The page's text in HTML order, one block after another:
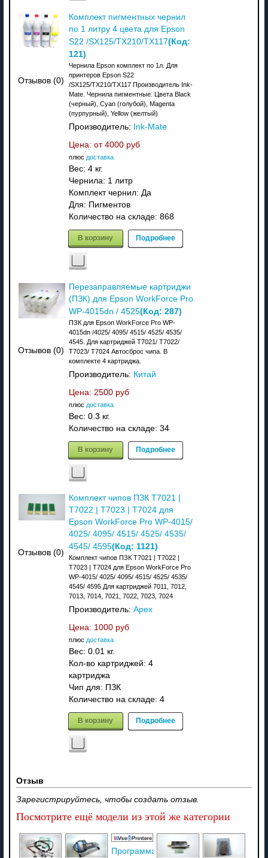
Отзывов (0)
Комплект пигментных чернил
по 1 литру 4 цвета для Epson
S22 /SX125/TX210/TX117(Код:
121)
Чернила Epson комплект по 1л. Для
принтеров Epson S22
/SX125/TX210/TX117 Производитель Ink-
Mate. Чернила пигментные. Цвета Black
(черный), Cyan (голубой), Magenta
(пурпурный), Yellow (желтый)
Производитель:
Ink-Mate
Цена: от 4000 руб
плюс доставка
Вес: 4 кг.
Чернила: 1 литр
Комплект чернил: Да
Для: Пигментов
Количество на складе: 868
В корзину Подробнее
Отзывов (0)
Перезаправляемые картриджи
(ПЗК) для Epson WorkForce Pro
WP-4015dn / 4525(Код: 287)
ПЗК для Epson WorkForce Pro WP-
4015dn /4025/ 4095/ 4515/ 4525/ 4535/
4545. Для картриджей T7021/ T7022/
T7023/ T7024 Автосброс чипа. В
комплекте 4 картриджа.
Производитель: Китай
Цена: 2500 руб
плюс доставка
Вес: 0.3 кг.
Количество на складе: 34
В корзину Подробнее
Отзывов (0)
Комплект чипов ПЗК T7021 |
T7022 | T7023 | T7024 для
Epson WorkForce Pro WP-4015/
4025/ 4095/ 4515/ 4525/ 4535/
4545/ 4595(Код: 1121)
Комплект чипов ПЗК T7021 | T7022 |
T7023 | T7024 для Epson WorkForce Pro
WP-4015/ 4025/ 4095/ 4515/ 4525/ 4535/
4545/ 4595 Для картриджей 7011, 7012,
7013, 7014, 7021, 7022, 7023, 7024
Производитель: Apex
Цена: 1000 руб
плюс доставка
Вес: 0.01 кг.
Кол-во картриджей: 4
картриджа
Чип для: ПЗК
Количество на складе: 4
В корзину Подробнее
Отзыв
Зарегистрируйтесь, чтобы создать отзыв.
Посмотрите ещё модели из этой же категории
Программа